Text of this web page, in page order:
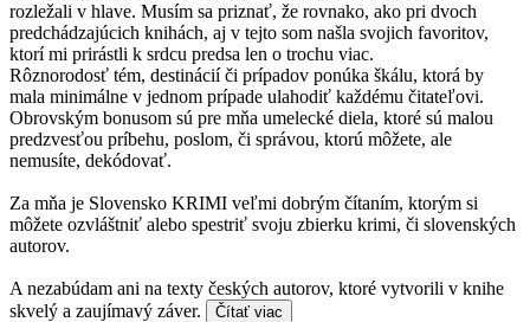
rozležali v hlave. Musím sa priznať, že rovnako, ako pri dvoch
predchádzajúcich knihách, aj v tejto som našla svojich favoritov,
ktorí mi prirástli k srdcu predsa len o trochu viac.
Rôznorodosť tém, destinácií či prípadov ponúka škálu, ktorá by
mala minimálne v jednom prípade ulahodiť každému čitateľovi.
Obrovským bonusom sú pre mňa umelecké diela, ktoré sú malou
predzvesťou príbehu, poslom, či správou, ktorú môžete, ale
nemusíte, dekódovať.
Za mňa je Slovensko KRIMI veľmi dobrým čítaním, ktorým si
môžete ozvláštniť alebo spestriť svoju zbierku krimi, či slovenských
autorov.
A nezabúdam ani na texty českých autorov, ktoré vytvorili v knihe
skvelý a zaujímavý záver.
Čítať viac